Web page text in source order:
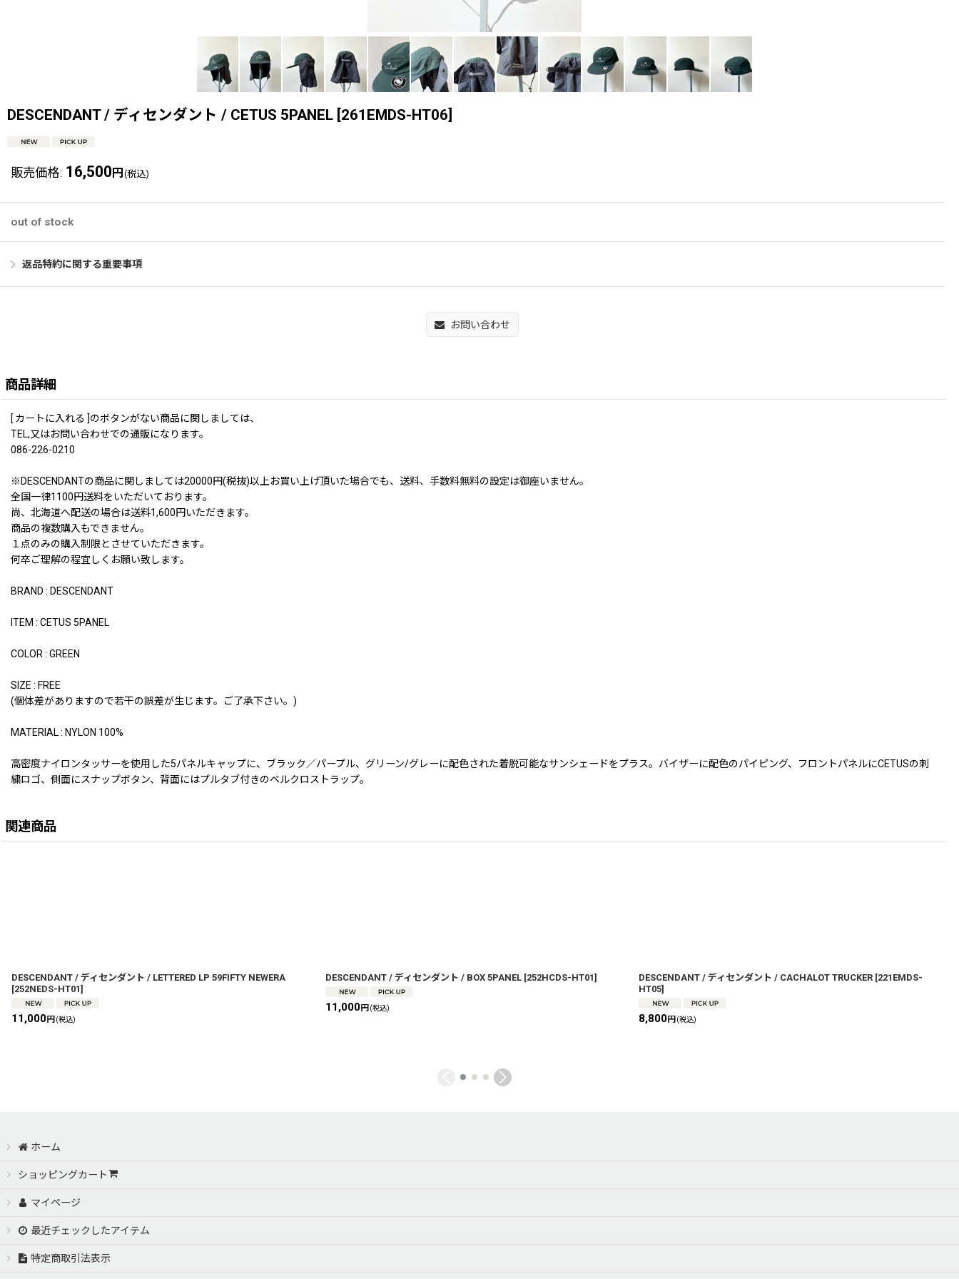
DESCENDANT / ディセンダント / CETUS 5PANEL [261EMDS-HT06]
販売価格: 16,500 円 (税込)
out of stock
返品特約に関する重要事項
お問い合わせ
商品詳細
[ カートに入れる ]のボタンがない商品に関しましては、
TEL,又はお問い合わせでの通販になります。
086-226-0210
※DESCENDANTの商品に関しましては20000円(税抜)以上お買い上げ頂いた場合でも、送料、手数料無料の設定は御座いません。
全国一律1100円送料をいただいております。
尚、北海道へ配送の場合は送料1,600円いただきます。
商品の複数購入もできません。
１点のみの購入制限とさせていただきます。
何卒ご理解の程宜しくお願い致します。
BRAND : DESCENDANT
ITEM : CETUS 5PANEL
COLOR : GREEN
SIZE : FREE
(個体差がありますので若干の誤差が生じます。ご了承下さい。)
MATERIAL : NYLON 100%
高密度ナイロンタッサーを使用した5パネルキャップに、ブラック／パープル、グリーン/グレーに配色された着脱可能なサンシェードをプラス。バイザーに配色のパイピング、フロントパネルにCETUSの刺
繍ロゴ、側面にスナップボタン、背面にはプルタブ付きのベルクロストラップ。
関連商品
DESCENDANT / ディセンダント / LETTERED LP 59FIFTY NEWERA
[252NEDS-HT01]
11,000円(税込)
DESCENDANT / ディセンダント / BOX 5PANEL [252HCDS-HT01]
11,000円 (税込)
DESCENDANT / ディセンダント / CACHALOT TRUCKER [221EMDS-
HT05]
8,800円(税込)
ホーム
ショッピングカート
マイページ
最近チェックしたアイテム
特定商取引法表示